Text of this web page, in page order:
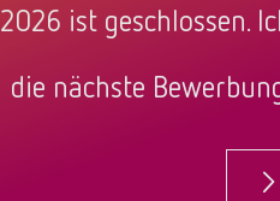
2026 ist geschlossen.
die nächste